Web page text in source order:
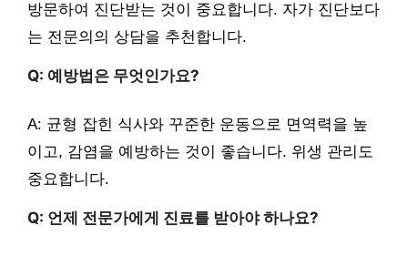
방문하여 진단받는 것이 중요합니다. 자가 진단보다
는 전문의의 상담을 추천합니다.
Q: 예방법은 무엇인가요?
A: 균형 잡힌 식사와 꾸준한 운동으로 면역력을 높
이고, 감염을 예방하는 것이 좋습니다. 위생 관리도
중요합니다.
Q: 언제 전문가에게 진료를 받아야 하나요?